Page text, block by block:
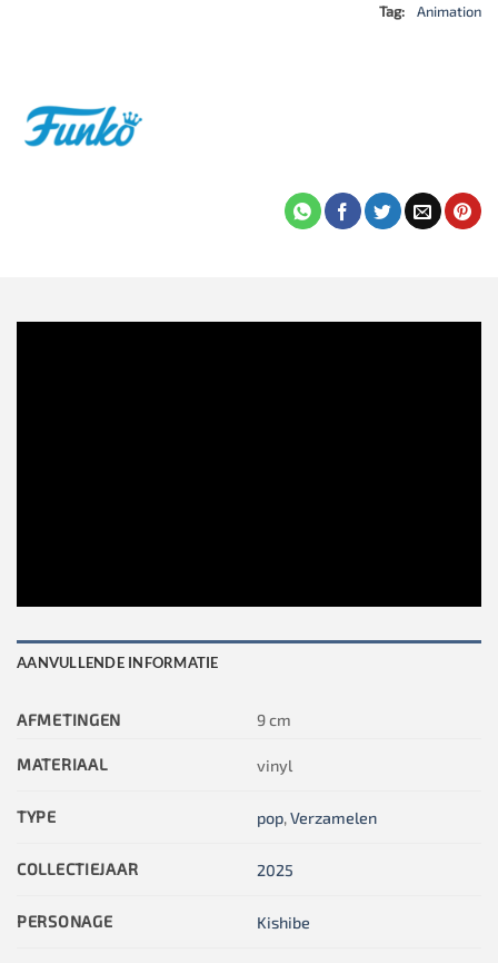
Tag:
Animation
AANVULLENDE INFORMATIE
AFMETINGEN 9 cm
MATERIAAL vinyl
TYPE pop,Verzamelen
COLLECTIEJAAR 2025
PERSONAGE Kishibe